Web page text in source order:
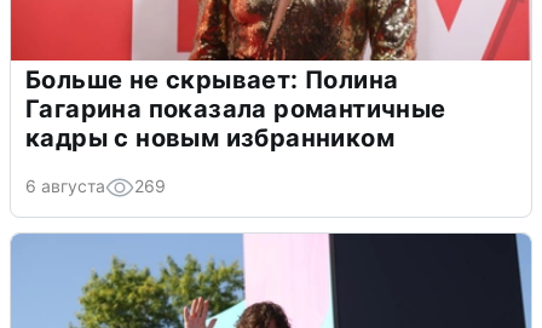
Больше не скрывает: Полина
Гагарина показала романтичные
кадры с новым избранником
6 августа 269